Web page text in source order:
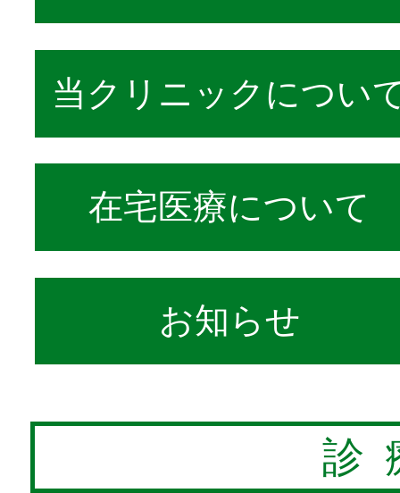
当クリニックについ
在宅医療について
お知らせ
診